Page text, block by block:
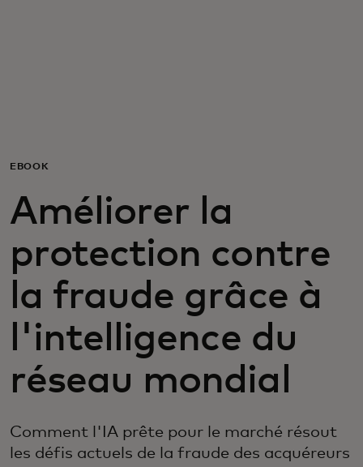
Actualités et tendances
EBOOK
Améliorer la
protection contre
la fraude grâce à
l'intelligence du
réseau mondial
Comment l'IA prête pour le marché résout
les défis actuels de la fraude des acquéreurs